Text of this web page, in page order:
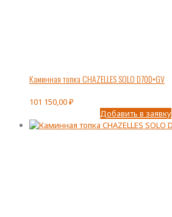
Каминная топка CHAZELLES SOLO D70D+GV
101 150,00₽
Добавить в заявку